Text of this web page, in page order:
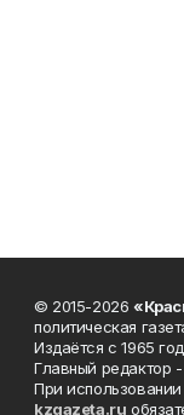
© 2015-2026
политическая
Издаётся с 1965
Главный редактор
При
kzgazeta.ru